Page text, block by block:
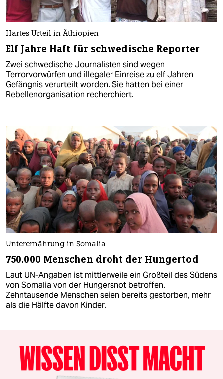
Hartes Urteil in Äthiopien
Elf Jahre Haft für schwedische Reporter
Zwei schwedische Journalisten sind wegen
Terrorvorwürfen und illegaler Einreise zu elf Jahren
Gefängnis verurteilt worden. Sie hatten bei einer
Rebellenorganisation recherchiert.
Unterernährung in Somalia
750.000 Menschen droht der Hungertod
Laut UN-Angaben ist mittlerweile ein Großteil des Südens
von Somalia von der Hungersnot betroffen.
Zehntausende Menschen seien bereits gestorben, mehr
als die Hälfte davon Kinder.